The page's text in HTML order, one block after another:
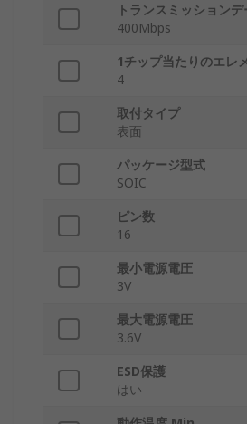
トランスミッション
400Mbps
1チップ当たりのエレ
4
取付タイプ
表面
パッケージ型式
SOIC
ピン数
16
最小電源電圧
3V
最大電源電圧
3.6V
ESD保護
はい